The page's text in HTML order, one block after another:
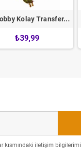
Kolay Transfer...
₺39,99
kısmındaki iletişim